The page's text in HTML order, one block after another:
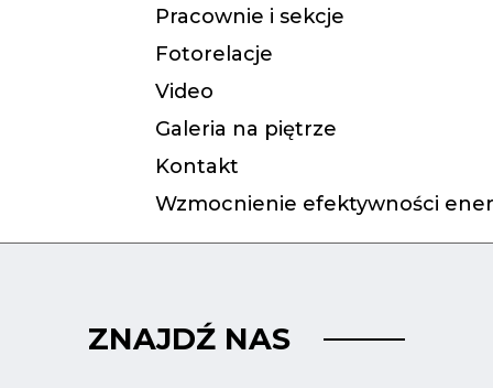
Pracownie i sekcje
Fotorelacje
Video
Galeria na piętrze
Kontakt
Wzmocnienie efektywności
ZNAJDŹ NAS